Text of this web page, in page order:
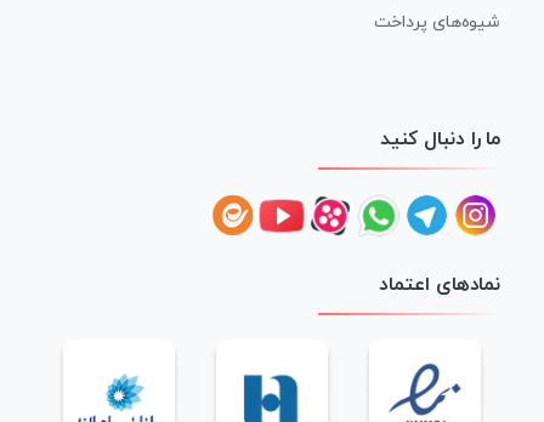
شیوه‌های پرداخت
ما را دنبال کنید
نمادهای اعتماد